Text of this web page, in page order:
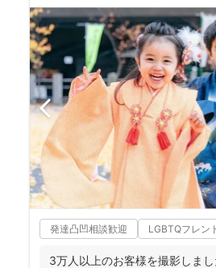
発達凸凹相談歓迎 LGBTQフレン
3万人以上のお客様を撮影しま